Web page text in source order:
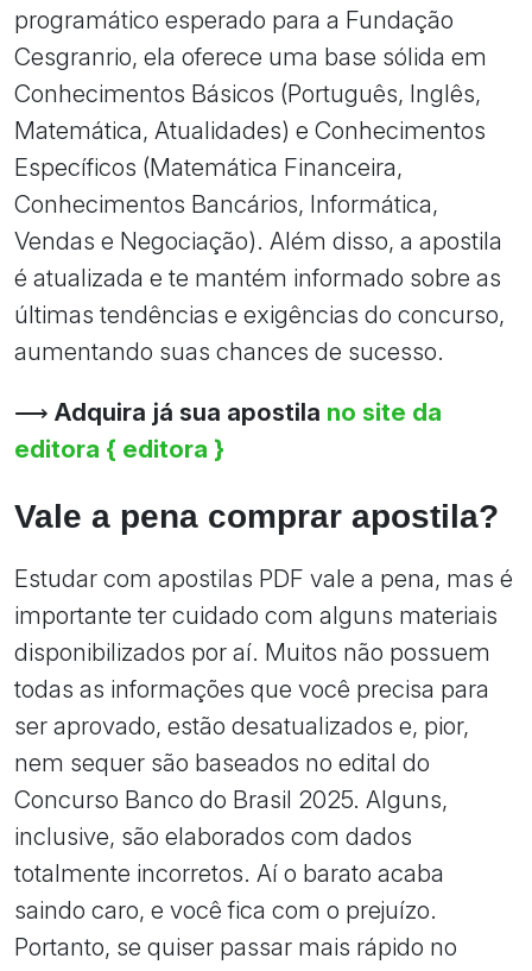
programático esperado para a Fundação
Cesgranrio, ela oferece uma base sólida em
Conhecimentos Básicos (Português, Inglês,
Matemática, Atualidades) e Conhecimentos
Específicos (Matemática Financeira,
Conhecimentos Bancários, Informática,
Vendas e Negociação). Além disso, a apostila
é atualizada e te mantém informado sobre as
últimas tendências e exigências do concurso,
aumentando suas chances de sucesso.
⟶ Adquira já sua apostila no site da
editora { editora }
Vale a pena comprar apostila?
Estudar com apostilas PDF vale a pena, mas é
importante ter cuidado com alguns materiais
disponibilizados por aí. Muitos não possuem
todas as informações que você precisa para
ser aprovado, estão desatualizados e, pior,
nem sequer são baseados no edital do
Concurso Banco do Brasil 2025. Alguns,
inclusive, são elaborados com dados
totalmente incorretos. Aí o barato acaba
saindo caro, e você fica com o prejuízo.
Portanto, se quiser passar mais rápido no